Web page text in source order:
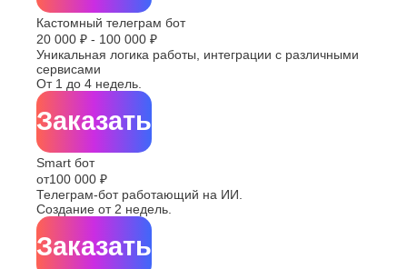
Кастомный телеграм бот
20 000 ₽ - 100 000 ₽
Уникальная логика работы, интеграции с различными
сервисами
От 1 до 4 недель.
Заказать
Smart бот
от100 000 ₽
Телеграм-бот работающий на ИИ.
Создание от 2 недель.
Заказать